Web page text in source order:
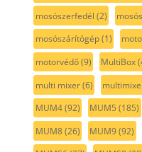
mosószerfedél (2)
mosószárítógép(1)
motorvédő(9) MultiBox
multi mixer(6)
MUM4(92) MUM5 (185)
MUM8(26) MUM9(92)